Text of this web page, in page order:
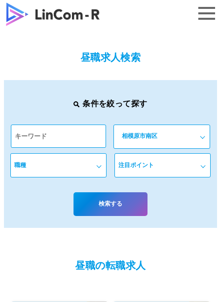
トップ
求人一覧
企業様はこちら
無料で相談する
昼職求人検索
条件を絞って探す
昼職の転職求人